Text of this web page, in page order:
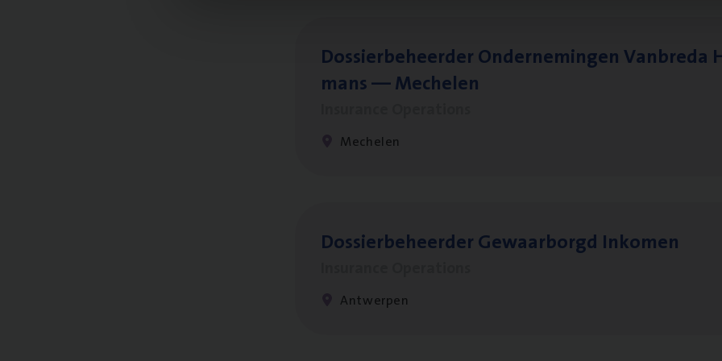
Dos­sier­be­heer­der Onder­ne­min­gen Van­b­re­da
mans — Mechelen
Mechelen
Dos­sier­be­heer­der Gewaar­borgd Inkomen
Antwerpen